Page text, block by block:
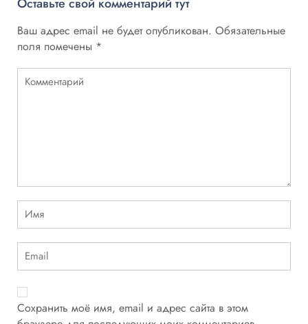
Ваш адрес email не будет опубликован. Обязательные
поля помечены *
Сохранить моё имя, email и адрес сайта в этом